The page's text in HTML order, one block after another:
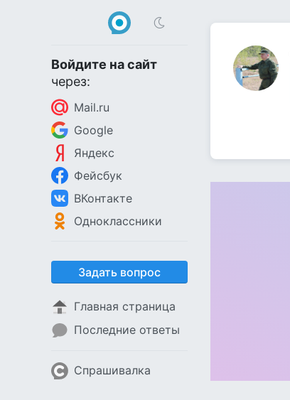
Войдите на сайт
через:
Mail.ru
Google
Яндекс
Фейсбук
ВКонтакте
Одноклассники
Задать вопрос
Главная страница
Последние ответы
Спрашивалка